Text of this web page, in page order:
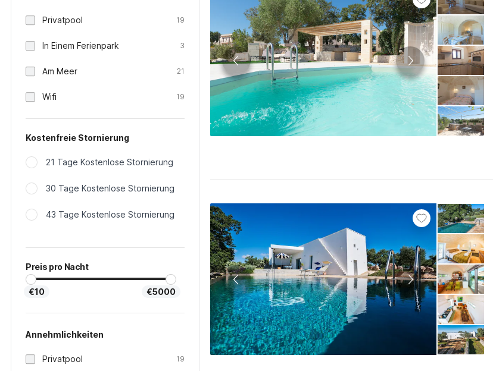
Privatpool 19
In Einem Ferienpark 3
Am Meer 21
Wifi 19
Kostenfreie Stornierung
21 Tage Kostenlose Stornierung
30 Tage Kostenlose Stornierung
43 Tage Kostenlose Stornierung
Preis pro Nacht
€10 €5000
Annehmlichkeiten
Privatpool 19